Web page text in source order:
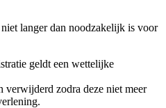
langer dan noodzakelijk is voor
geldt een wettelijke
verwijderd zodra deze niet meer